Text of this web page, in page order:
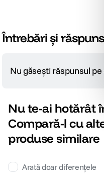
Întrebări și
Nu găsești răspunsul pe
Nu te-ai hotărât
Compară-l cu
produse similare
Arată doar diferențele